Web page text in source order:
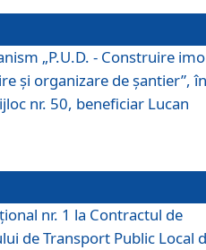
„P.U.D. - Construire
și organizare de șantier”, în
nr. 50, beneficiar Lucan
nr. 1 la Contractul de
de Transport Public Local